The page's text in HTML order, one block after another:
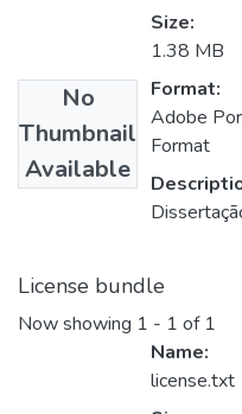
No
Thumbnail
Available
Size:
1.38 MB
Format:
Adobe
Format
License bundle
Now showing 1 - 1 of 1
Name:
license.txt